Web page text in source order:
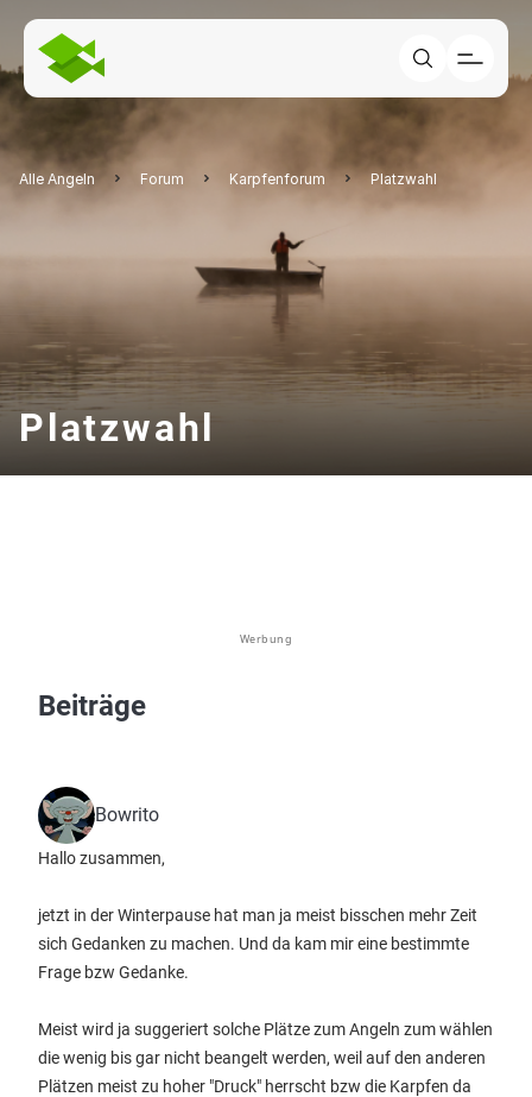
Alle Angeln Forum Karpfenforum Platzwahl
Platzwahl
Werbung
Beiträge
Bowrito
Hallo zusammen,
jetzt in der Winterpause hat man ja meist bisschen mehr Zeit
sich Gedanken zu machen. Und da kam mir eine bestimmte
Frage bzw Gedanke.
Meist wird ja suggeriert solche Plätze zum Angeln zum wählen
die wenig bis gar nicht beangelt werden, weil auf den anderen
Plätzen meist zu hoher "Druck" herrscht bzw die Karpfen da